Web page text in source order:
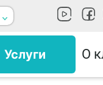
Услуги О